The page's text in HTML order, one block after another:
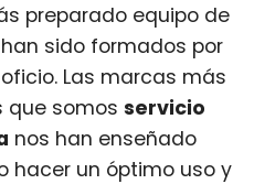
preparado equipo de
sido formados por
Las marcas más
que somos servicio
nos han enseñado
hacer un óptimo uso y